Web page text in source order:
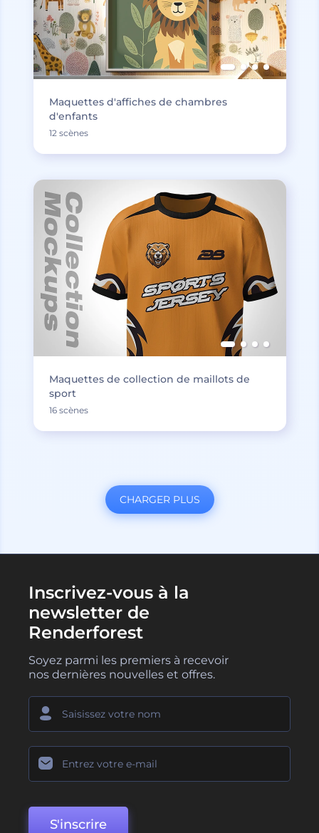
Maquettes d'affiches de chambres
d'enfants
12 scènes
Maquettes de collection de maillots de
sport
16 scènes
CHARGER PLUS
Inscrivez-vous à la
newsletter de
Renderforest
Soyez parmi les premiers à recevoir
nos dernières nouvelles et offres.
S'inscrire